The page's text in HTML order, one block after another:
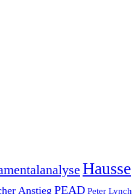
Hausse
Anstieg PEAD Peter Lynch